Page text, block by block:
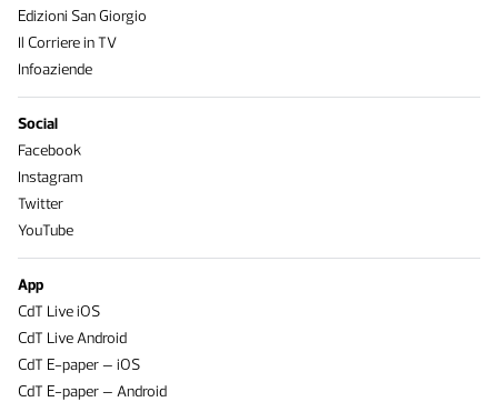
Edizioni San Giorgio
Il Corriere in TV
Infoaziende
Social
Facebook
Instagram
Twitter
YouTube
App
CdT Live iOS
CdT Live Android
CdT E-paper – iOS
CdT E-paper – Android